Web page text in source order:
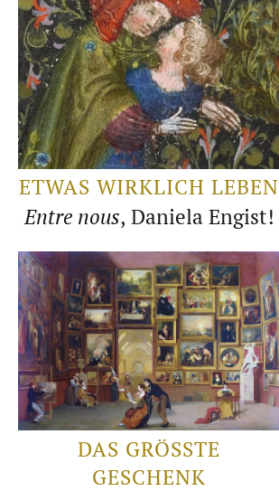
ETWAS WIRKLICH LEBEN
Entre nous, Daniela Engist!
DAS GRÖSSTE G
ESCHENK